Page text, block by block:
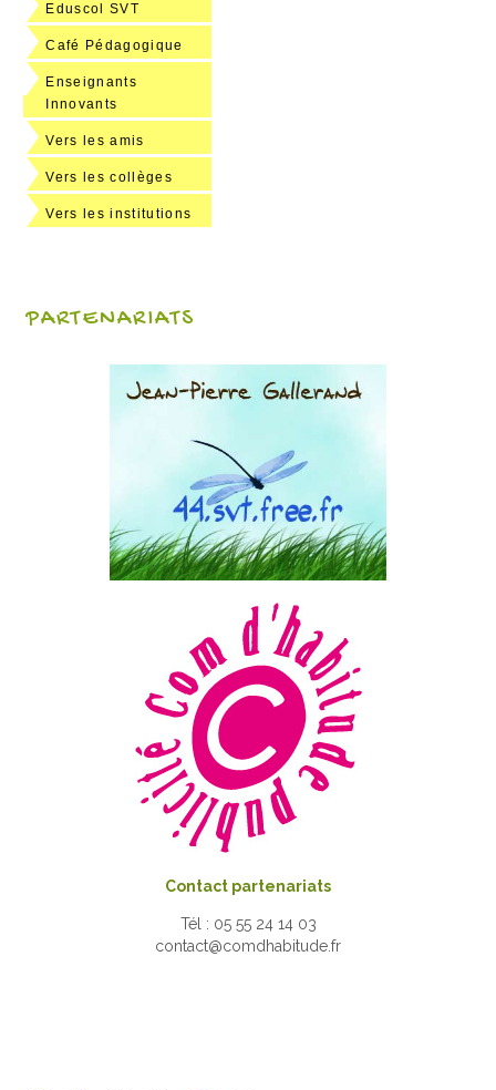
Eduscol SVT
Café Pédagogique
Enseignants
Innovants
Vers les amis
Vers les collèges
Vers les institutions
PARTENARIATS
Contact partenariats
Tél : 05 55 24 14 03
contact@comdhabitude.fr